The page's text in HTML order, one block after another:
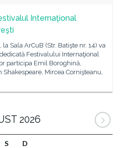
Internaţional
Sala ArCuB (Str. Batişte nr. 14) va
Festivalului Internaţional
participa Emil Boroghină,
Mircea Cornişteanu,
2026
S D